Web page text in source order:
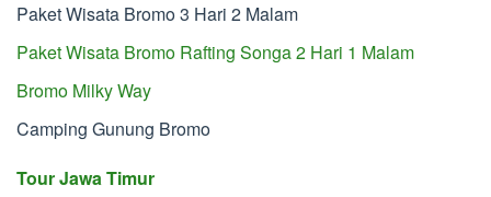
Paket Wisata Bromo 3 Hari 2 Malam
Paket Wisata Bromo Rafting Songa 2 Hari 1 Malam
Bromo Milky Way
Camping Gunung Bromo
Tour Jawa Timur